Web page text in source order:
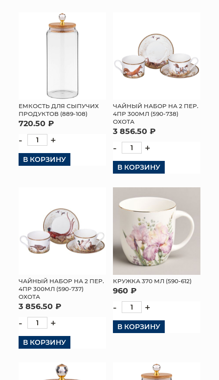
ЕМКОСТЬ ДЛЯ СЫПУЧИХ
ПРОДУКТОВ (889-108)
720.50 ₽
- +
В КОРЗИНУ
ЧАЙНЫЙ НАБОР НА 2 ПЕР.
4ПР 300МЛ (590-738)
ОХОТА
3 856.50 ₽
- +
В КОРЗИНУ
ЧАЙНЫЙ НАБОР НА 2 ПЕР.
4ПР 300МЛ (590-737)
ОХОТА
3 856.50 ₽
- +
В КОРЗИНУ
КРУЖКА 370 МЛ (590-612)
960 ₽
- +
В КОРЗИНУ